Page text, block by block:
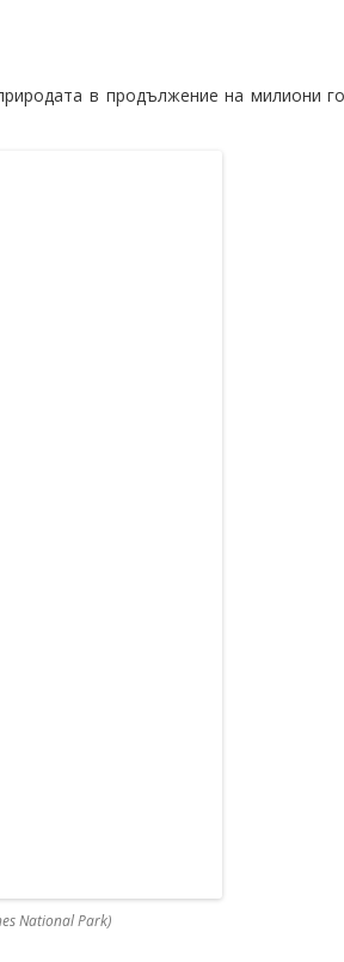
в продължение на милиони
National Park)